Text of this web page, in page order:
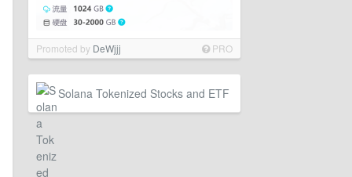
Promoted by DeWjjj PRO
Solana Tokenized Stocks and ETF